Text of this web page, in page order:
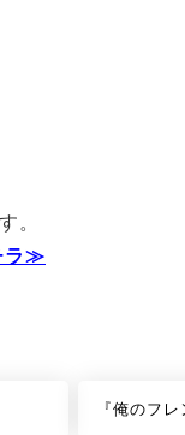
。
ラ≫
『俺のフ